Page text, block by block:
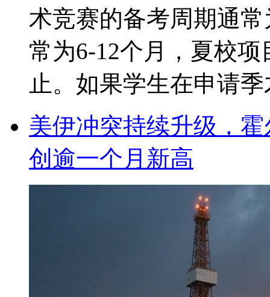
术竞赛的备考周期通
常为6-12个月，夏校
止。如果学生在申请
美伊冲突持续升级，
创逾一个月新高